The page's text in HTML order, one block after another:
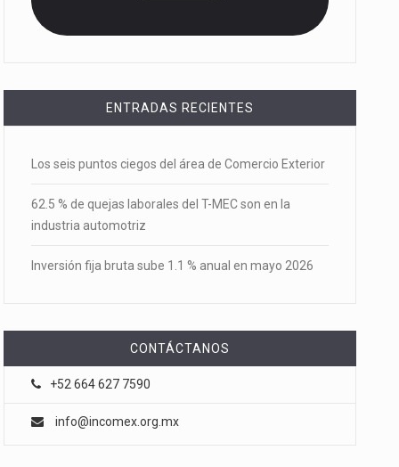
ENTRADAS RECIENTES
Los seis puntos ciegos del área de Comercio Exterior
62.5 % de quejas laborales del T-MEC son en la
industria automotriz
Inversión fija bruta sube 1.1 % anual en mayo 2026
CONTÁCTANOS
+52 664 627 7590
info@incomex.org.mx